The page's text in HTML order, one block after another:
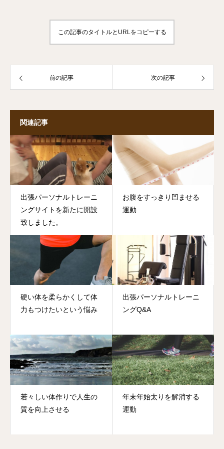
この記事のタイトルとURLをコピーする
前の記事 次の記事
関連記事
出張パーソナルトレーニ
ングサイトを新たに開設
致しました。
お腹をすっきり凹ませる
運動
硬い体を柔らかくして体
力もつけたいという悩み
出張パーソナルトレーニ
ングQ&A
若々しい体作りで人生の
質を向上させる
年末年始太りを解消する
運動